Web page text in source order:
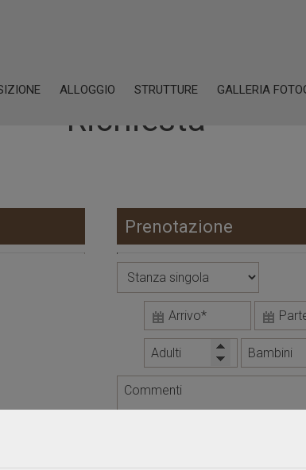
ALLOGGIO STRUTTURE GALLERIA
Richiesta
Prenotazione